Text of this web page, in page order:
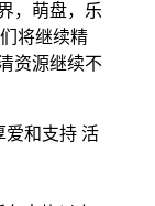
，萌盘，乐
将继续精
资源继续不
爱和支持 活